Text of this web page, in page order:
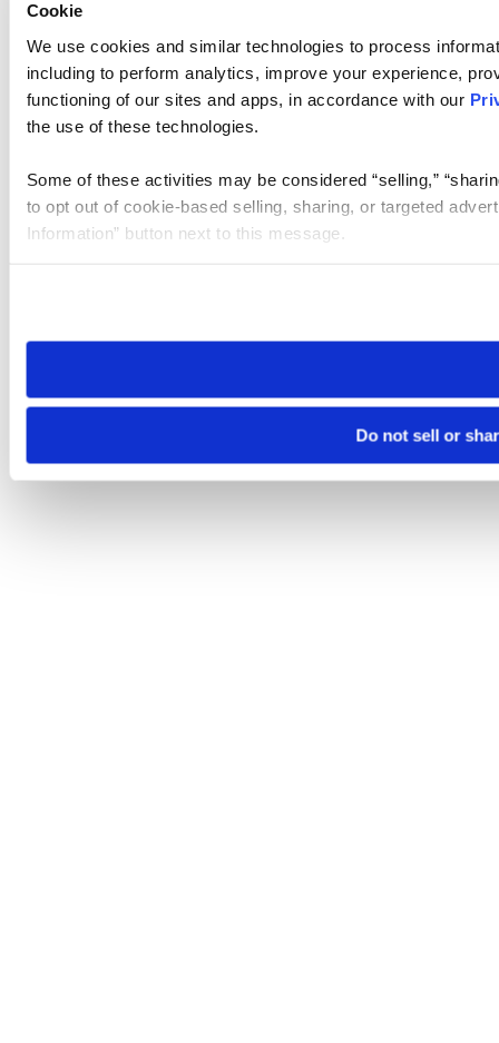
Cookie
We use cookies and similar technologies to process
including to perform analytics, improve your experience,
functioning of our sites and apps, in accordance with our
the use of these technologies.
Some of these activities may be considered “selling,”
to opt out of cookie-based selling, sharing, or targeted
Information” button next to this message.
need to be set again.
Do not sell or